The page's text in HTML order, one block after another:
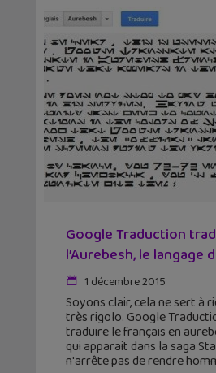
Google Traduction
l’Aurebesh, le langage
1 décembre 2015
Soyons clair, cela ne sert à
très rigolo. Google
traduire le français en
qui apparait dans la saga
n'arrête pas de rendre